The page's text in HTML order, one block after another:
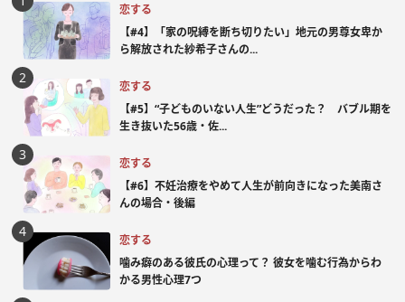
恋する
【#4】「家の呪縛を断ち切りたい」地元の男尊女卑か
ら解放された紗希子さんの...
恋する
【#5】“子どものいない人生”どうだった？ バブル期を
生き抜いた56歳・佐...
恋する
【#6】不妊治療をやめて人生が前向きになった美南さ
んの場合・後編
恋する
噛み癖のある彼氏の心理って？ 彼女を噛む行為からわ
かる男性心理7つ